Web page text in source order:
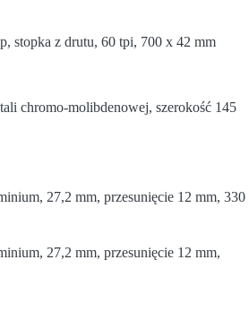
stopka z drutu, 60 tpi, 700 x 42 mm
chromo-molibdenowej, szerokość 145
27,2 mm, przesunięcie 12 mm, 330
27,2 mm, przesunięcie 12 mm,